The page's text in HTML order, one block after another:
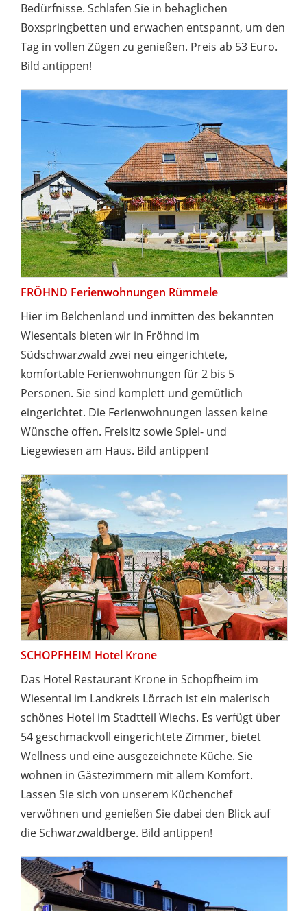
Bedürfnisse. Schlafen Sie in behaglichen
Boxspringbetten und erwachen entspannt, um den
Tag in vollen Zügen zu genießen. Preis ab 53 Euro.
Bild antippen!
FRÖHND Ferienwohnungen Rümmele
Hier im Belchenland und inmitten des bekannten
Wiesentals bieten wir in Fröhnd im
Südschwarzwald zwei neu eingerichtete,
komfortable Ferienwohnungen für 2 bis 5
Personen. Sie sind komplett und gemütlich
eingerichtet. Die Ferienwohnungen lassen keine
Wünsche offen. Freisitz sowie Spiel- und
Liegewiesen am Haus. Bild antippen!
SCHOPFHEIM Hotel Krone
Das Hotel Restaurant Krone in Schopfheim im
Wiesental im Landkreis Lörrach ist ein malerisch
schönes Hotel im Stadtteil Wiechs. Es verfügt über
54 geschmackvoll eingerichtete Zimmer, bietet
Wellness und eine ausgezeichnete Küche. Sie
wohnen in Gästezimmern mit allem Komfort.
Lassen Sie sich von unserem Küchenchef
verwöhnen und genießen Sie dabei den Blick auf
die Schwarzwaldberge. Bild antippen!